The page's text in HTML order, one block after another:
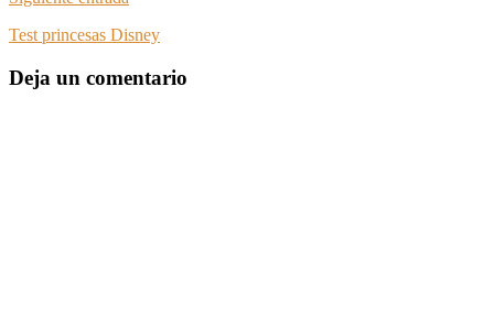
Test princesas Disney
Deja un comentario